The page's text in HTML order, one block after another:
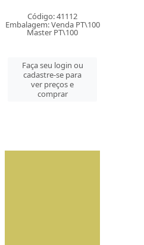
Código: 41112
Embalagem: Venda PT\100
Master PT\100
Faça seu login ou
cadastre-se para
ver preços e
comprar